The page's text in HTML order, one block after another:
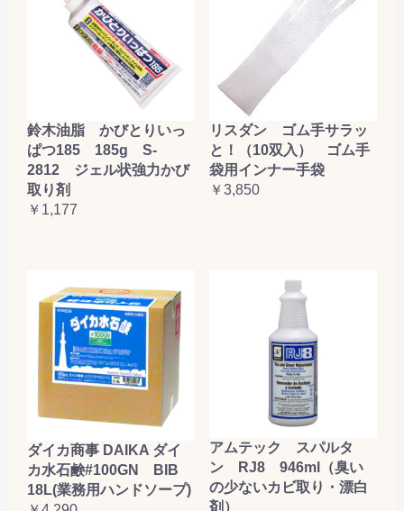
鈴木油脂 かびとりいっ
ぱつ185 185g S-
2812 ジェル状強力かび
取り剤
￥1,177
リスダン ゴム手サラッ
と！（10双入） ゴム手
袋用インナー手袋
￥3,850
ダイカ商事 DAIKA ダイ
カ水石鹸#100GN BIB
18L(業務用ハンドソープ)
アムテック スパルタ
ン RJ8 946ml（臭い
の少ないカビ取り・漂白
剤）